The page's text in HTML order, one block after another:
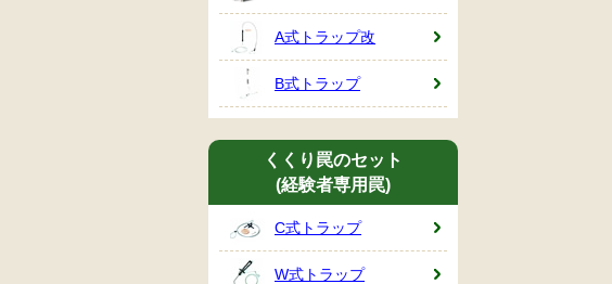
A式トラップ改
B式トラップ
くくり罠のセット
(経験者専用罠)
C式トラップ
W式トラップ